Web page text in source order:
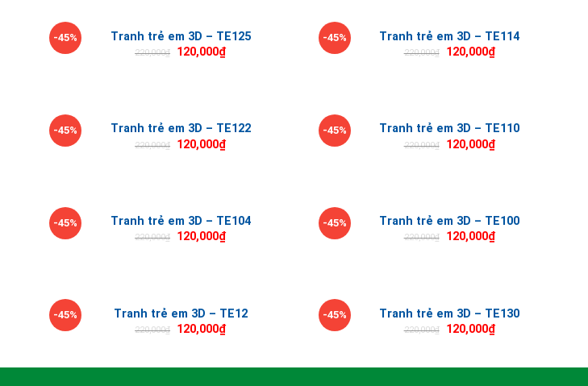
-45% Tranh trẻ em 3D – TE125
220,000₫ 120,000₫
-45% Tranh trẻ em 3D – TE114
220,000₫ 120,000₫
-45% Tranh trẻ em 3D – TE122
220,000₫ 120,000₫
-45% Tranh trẻ em 3D – TE110
220,000₫ 120,000₫
-45% Tranh trẻ em 3D – TE104
220,000₫ 120,000₫
-45% Tranh trẻ em 3D – TE100
220,000₫ 120,000₫
-45% Tranh trẻ em 3D – TE12
220,000₫ 120,000₫
-45% Tranh trẻ em 3D – TE130
220,000₫ 120,000₫